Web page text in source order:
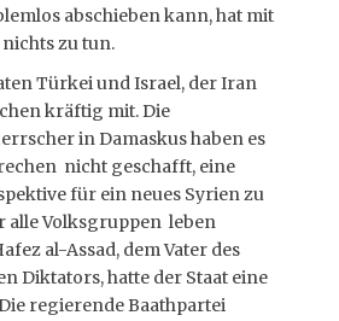
abschieben kann, hat mit
zu tun.
Türkei und Israel, der Iran
kräftig mit. Die
in Damaskus haben es
nicht geschafft, eine
für ein neues Syrien zu
alle Volksgruppen leben
al-Assad, dem Vater des
Diktators, hatte der Staat eine
regierende Baathpartei